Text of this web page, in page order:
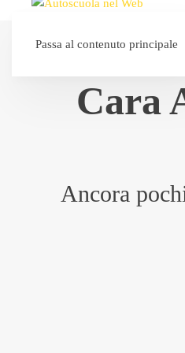
Passa al contenuto principale
Cara
Ancora